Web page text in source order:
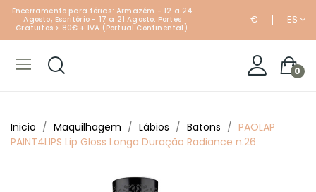
Encerramento para férias: Armazém - 12 a 24
Agosto; Escritório - 17 a 21 Agosto. Portes
Gratuitos > 80€ + IVA (Portual Continental).
€ ES
0
Inicio Maquilhagem Lábios Batons
PAOLAP
PAINT4LIPS Lip Gloss Longa Duração Radiance n.26